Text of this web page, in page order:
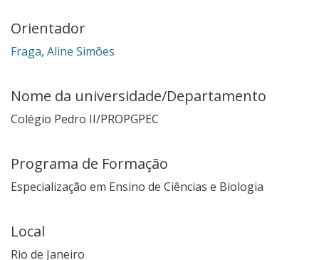
Orientador
Fraga, Aline Simões
Nome da universidade/Departamento
Colégio Pedro II/PROPGPEC
Programa de Formação
Especialização em Ensino de Ciências e Biologia
Local
Rio de Janeiro